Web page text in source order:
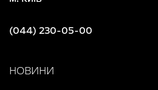
(044) 230-05-00
НОВИНИ